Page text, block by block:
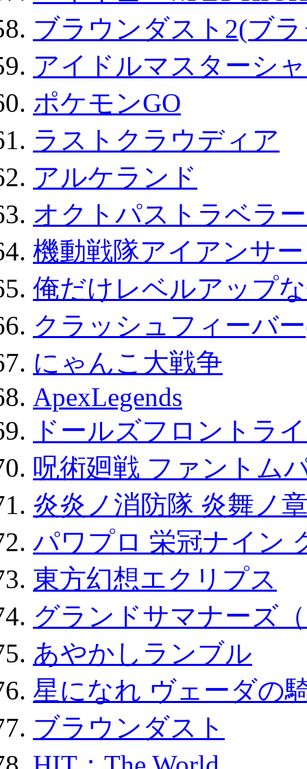
ブラウンダスト2(ブ
アイドルマスターシ
ポケモンGO
ラストクラウディア
アルケランド
オクトパストラベラ
機動戦隊アイアンサ
俺だけレベルアップ
クラッシュフィーバ
にゃんこ大戦争
ApexLegends
ドールズフロントラ
呪術廻戦 ファントム
炎炎ノ消防隊 炎舞ノ
パワプロ 栄冠ナイン
東方幻想エクリプス
グランドサマナーズ
あやかしランブル
星になれ ヴェーダの
ブラウンダスト